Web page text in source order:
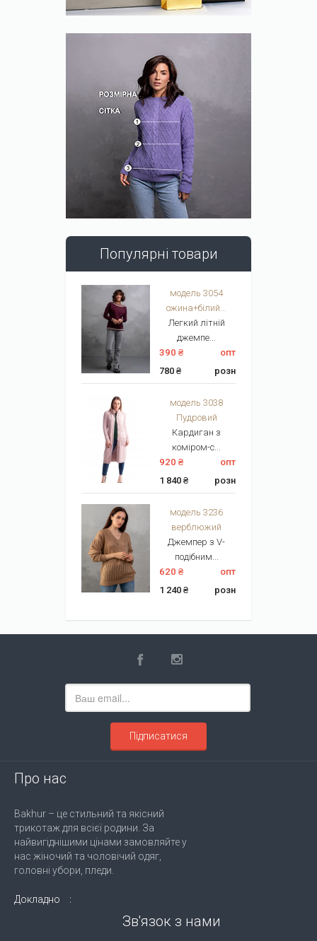
Популярні товари
модель 3054
ожина+білий...
Легкий літній
джемпе...
390 ₴
опт
780 ₴
розн
модель 3038
Пудровий
Кардиган з
коміром-с...
920 ₴
опт
1 840 ₴
розн
модель 3236
верблюжий
Джемпер з V-
подібним...
620 ₴
опт
1 240 ₴
розн
Підписатися
Про нас
Bakhur – це стильний та якісний
трикотаж для всієї родини. За
найвигіднішими цінами замовляйте у
нас жіночий та чоловічий одяг,
головні убори, пледи.
Докладно
Зв'язок з нами